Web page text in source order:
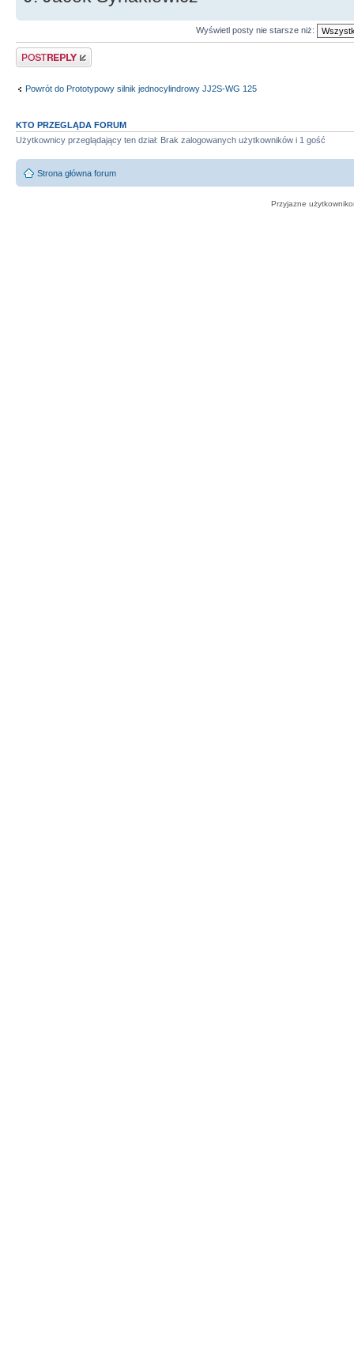
Wyświetl posty nie starsze niż:
Odpowiedz
Powrót do Prototypowy silnik jednocylindrowy JJ2S-WG 125
KTO PRZEGLĄDA FORUM
Użytkownicy przeglądający ten dział: Brak zalogowanych użytkowników i 1 gość
Strona główna forum
Przyjazne